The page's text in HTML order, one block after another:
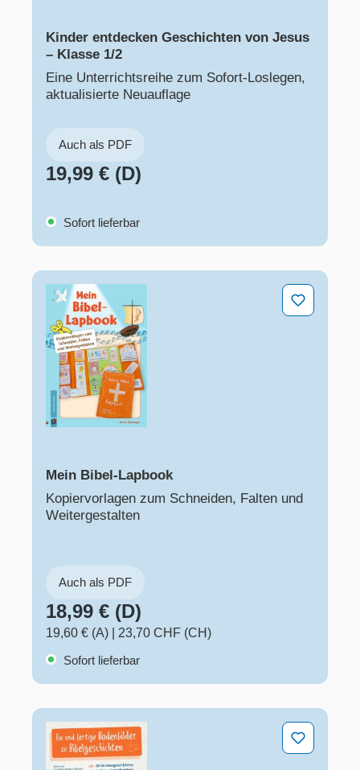
Kinder entdecken Geschichten von Jesus
– Klasse 1/2
Eine Unterrichtsreihe zum Sofort-Loslegen,
aktualisierte Neuauflage
Auch als PDF
19,99 € (D)
Sofort lieferbar
Mein Bibel-Lapbook
Mein Bibel-Lapbook
Kopiervorlagen zum Schneiden, Falten und
Weitergestalten
Auch als PDF
18,99 € (D)
19,60 € (A)
23,70 CHF (CH)
Sofort lieferbar
Fix und fertige Bodenbilder zu Bibelgeschichten